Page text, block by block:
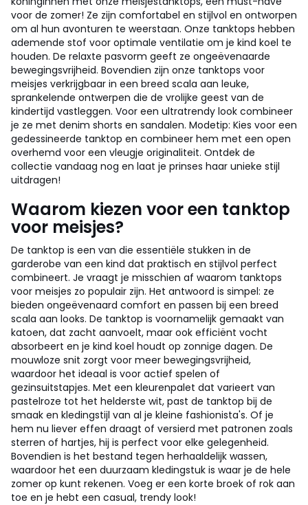
voor de zomer! Ze zijn comfortabel en stijlvol en ontworpen
om al hun avonturen te weerstaan. Onze tanktops hebben
ademende stof voor optimale ventilatie om je kind koel te
houden. De relaxte pasvorm geeft ze ongeëvenaarde
bewegingsvrijheid. Bovendien zijn onze tanktops voor
meisjes verkrijgbaar in een breed scala aan leuke,
sprankelende ontwerpen die de vrolijke geest van de
kindertijd vastleggen. Voor een ultratrendy look combineer
je ze met denim shorts en sandalen. Modetip: Kies voor een
gedessineerde tanktop en combineer hem met een open
overhemd voor een vleugje originaliteit. Ontdek de
collectie vandaag nog en laat je prinses haar unieke stijl
uitdragen!
Waarom kiezen voor een tanktop
voor meisjes?
De tanktop is een van die essentiële stukken in de
garderobe van een kind dat praktisch en stijlvol perfect
combineert. Je vraagt je misschien af waarom tanktops
voor meisjes zo populair zijn. Het antwoord is simpel: ze
bieden ongeëvenaard comfort en passen bij een breed
scala aan looks. De tanktop is voornamelijk gemaakt van
katoen, dat zacht aanvoelt, maar ook efficiënt vocht
absorbeert en je kind koel houdt op zonnige dagen. De
mouwloze snit zorgt voor meer bewegingsvrijheid,
waardoor het ideaal is voor actief spelen of
gezinsuitstapjes. Met een kleurenpalet dat varieert van
pastelroze tot het helderste wit, past de tanktop bij de
smaak en kledingstijl van al je kleine fashionista's. Of je
hem nu liever effen draagt of versierd met patronen zoals
sterren of hartjes, hij is perfect voor elke gelegenheid.
Bovendien is het bestand tegen herhaaldelijk wassen,
waardoor het een duurzaam kledingstuk is waar je de hele
zomer op kunt rekenen. Voeg er een korte broek of rok aan
toe en je hebt een casual, trendy look!